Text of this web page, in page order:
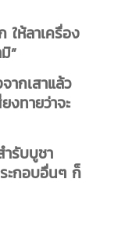
ให้ลาเครื่อง
”
ากเสาแล้ว
งทายว่าจะ
ำรับบูชา
ะกอบอื่นๆ ก็